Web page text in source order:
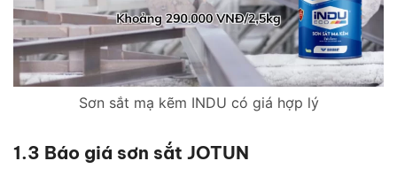
Sơn sắt mạ kẽm INDU có giá hợp lý
1.3 Báo giá sơn sắt JOTUN